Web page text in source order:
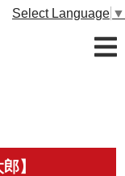
Select Language ▼
】